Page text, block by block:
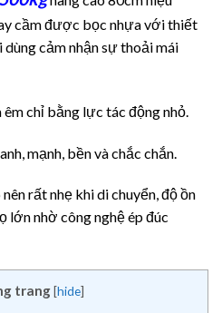
cầm được bọc nhựa với thiết
cảm nhận sự thoải mái
êm chỉ bằng lực tác động nhỏ.
mạnh, bền và chắc chắn.
rất nhẹ khi di chuyển, độ ồn
lớn nhờ công nghệ ép đúc
trang [hide]